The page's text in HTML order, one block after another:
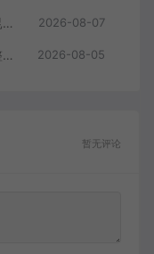
群服联机剑灵二系55级白青西洛S3昆仑版 在线点券 每日礼包 复古玩法 2026-08-07
爱游网单亲测【天堂2单机版】最新整理水龙法利昂带假人商业端制作单机 内置多功能GM控制台 可发物品装备 虚拟机一键端 视频安装教学 2026-08-05
暂无评论